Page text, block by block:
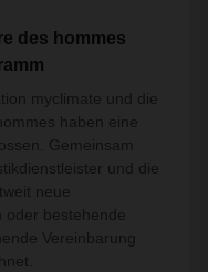
des hommes
myclimate und die
haben eine
Gemeinsam
und die
neue
oder bestehende
Vereinbarung